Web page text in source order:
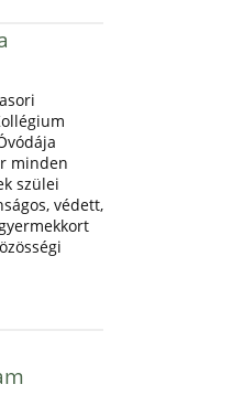
minden
szülei
védett,